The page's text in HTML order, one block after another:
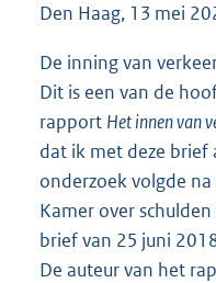
Den Haag, 13 mei
De inning van
Dit is een van de
rapport Het innen van
dat ik met deze brief
onderzoek volgde
Kamer over
brief van 25 juni
De auteur van het